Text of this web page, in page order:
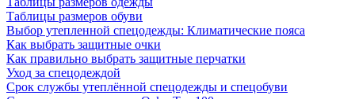
Таблицы размеров обуви
Выбор утепленной спецодежды: Климатические пояса
Как выбрать защитные очки
Как правильно выбрать защитные перчатки
Уход за спецодеждой
Срок службы утеплённой спецодежды и спецобуви